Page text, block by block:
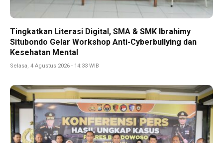
Tingkatkan Literasi Digital, SMA & SMK Ibrahimy
Situbondo Gelar Workshop Anti-Cyberbullying dan
Kesehatan Mental
Selasa, 4 Agustus 2026 - 14:33 WIB